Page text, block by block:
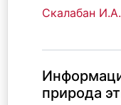
Скалабан И.А.
природа